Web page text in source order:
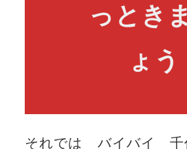
っとき
ょう
それでは バイバイ 千